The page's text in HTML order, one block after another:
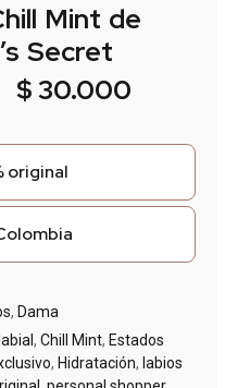
Mint de
Secret
$30.000
original
, Dama
, Chill Mint, Estados
, Hidratación, labios